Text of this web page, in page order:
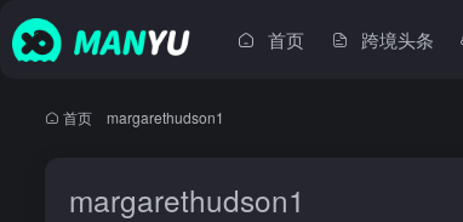
首页 跨境头条
首页 margarethudson1
margarethudson1